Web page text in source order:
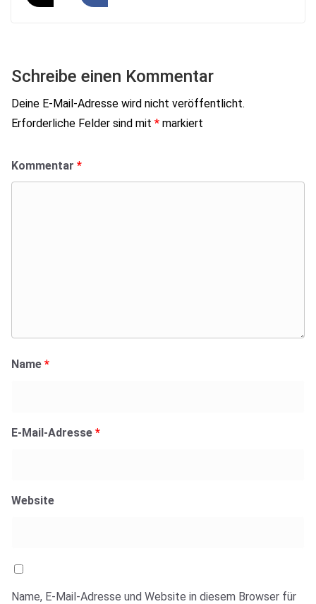
Schreibe einen Kommentar
Deine E-Mail-Adresse wird nicht veröffentlicht.
Erforderliche Felder sind mit * markiert
Kommentar *
Name *
E-Mail-Adresse *
Website
Name, E-Mail-Adresse und Website in diesem Browser für